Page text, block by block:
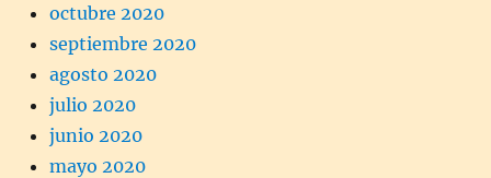
octubre 2020
septiembre 2020
agosto 2020
julio 2020
junio 2020
mayo 2020